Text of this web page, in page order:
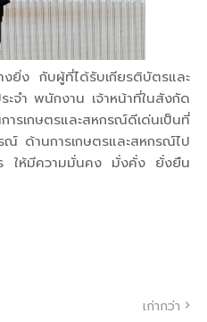
งยิ่ง กับผู้ที่ได้รับเกียรติบัตรและ
ะจำ พนักงาน เจ้าหน้าที่ในสังกัด
รเกษตรและสหกรณ์ดีเด่นเป็นที่
ณ์ ด้านการเกษตรและสหกรณ์ไป
ร ให้มีความมั่นคง มั่งคั่ง ยั่งยืน
เก่ากว่า